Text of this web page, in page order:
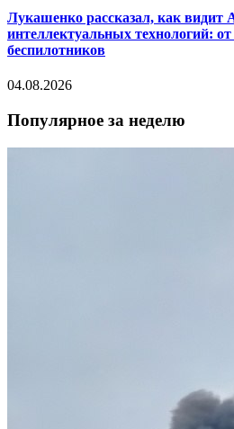
Лукашенко рассказал, как видит
интеллектуальных технологий:
беспилотников
04.08.2026
Популярное за неделю